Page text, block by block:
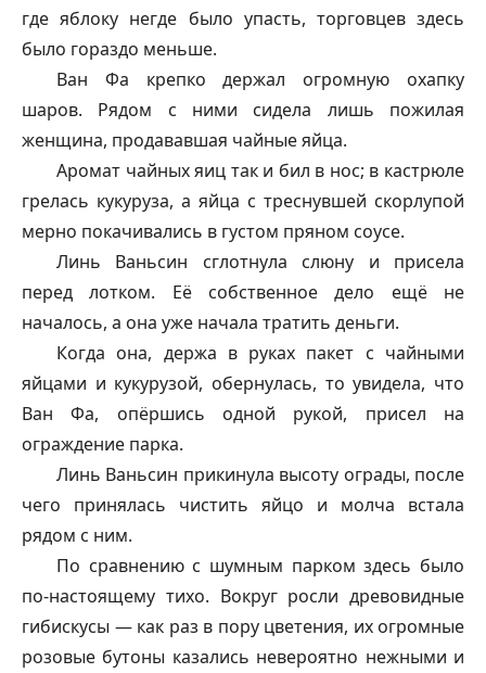
где яблоку негде было упасть, торговцев здесь
было гораздо меньше.
Ван Фа крепко держал огромную охапку
шаров. Рядом с ними сидела лишь пожилая
женщина, продававшая чайные яйца.
Аромат чайных яиц так и бил в нос; в кастрюле
грелась кукуруза, а яйца с треснувшей скорлупой
мерно покачивались в густом пряном соусе.
Линь Ваньсин сглотнула слюну и присела
перед лотком. Её собственное дело ещё не
началось, а она уже начала тратить деньги.
Когда она, держа в руках пакет с чайными
яйцами и кукурузой, обернулась, то увидела, что
Ван Фа, опёршись одной рукой, присел на
ограждение парка.
Линь Ваньсин прикинула высоту ограды, после
чего принялась чистить яйцо и молча встала
рядом с ним.
По сравнению с шумным парком здесь было
по-настоящему тихо. Вокруг росли древовидные
гибискусы — как раз в пору цветения, их огромные
розовые бутоны казались невероятно нежными и